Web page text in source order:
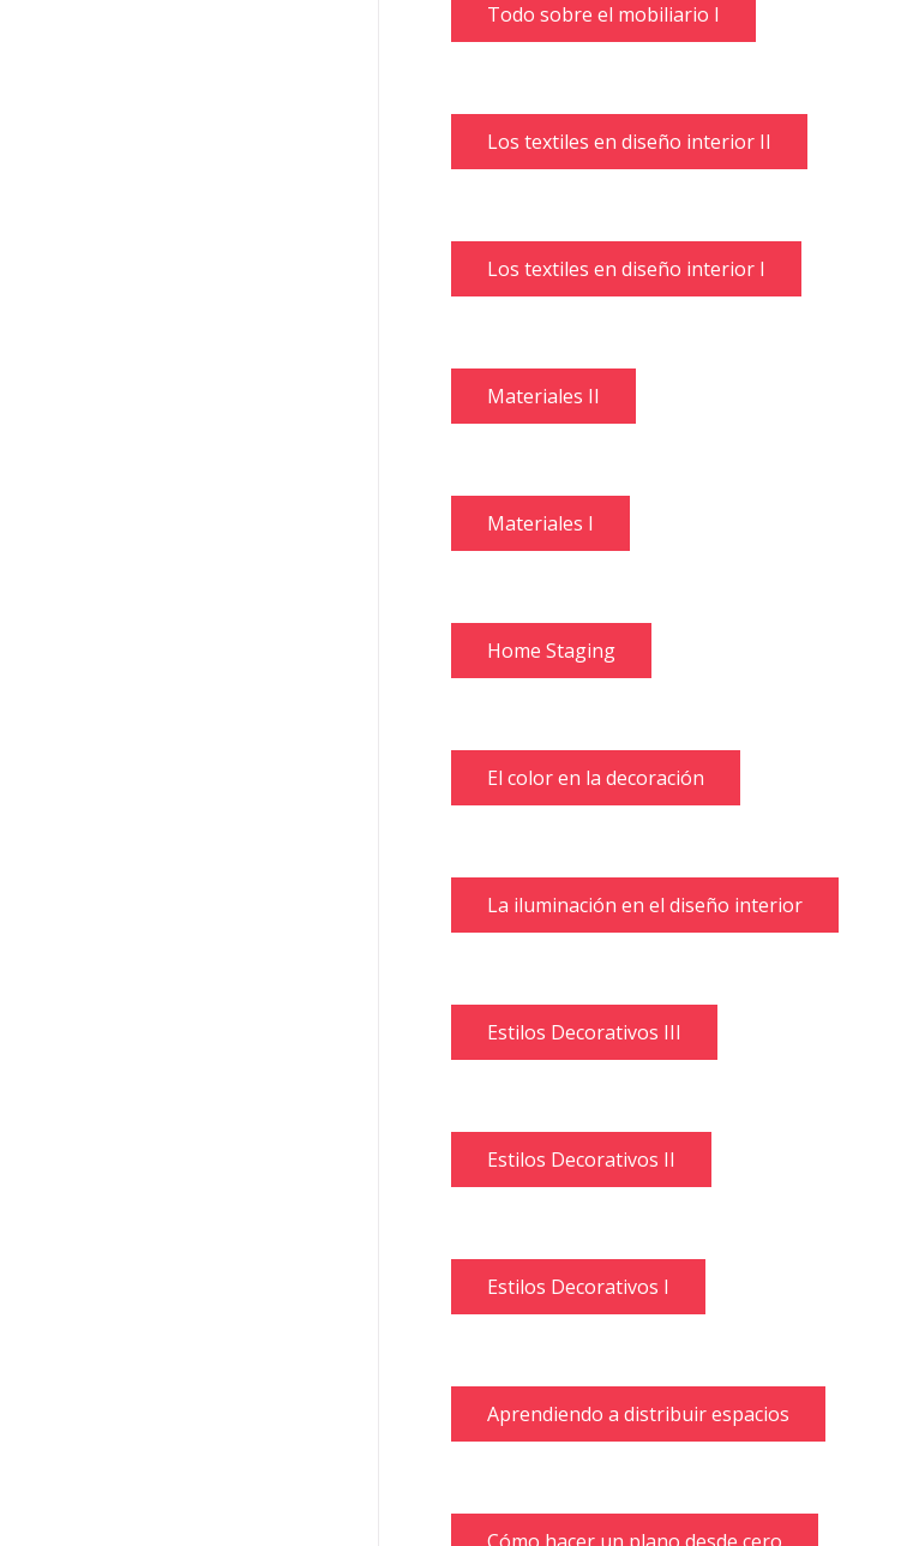
Todo sobre el mobiliario I
Los textiles en diseño interior II
Los textiles en diseño interior I
Materiales II
Materiales I
Home Staging
El color en la decoración
La iluminación en el diseño interior
Estilos Decorativos III
Estilos Decorativos II
Estilos Decorativos I
Aprendiendo a distribuir espacios